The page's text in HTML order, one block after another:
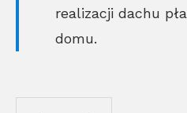
realizacji dachu
domu.